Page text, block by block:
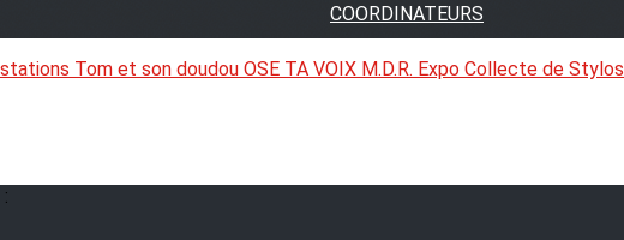
COORDINATEURS
Tom et son doudou OSE TA VOIX M.D.R. Expo Collecte de Stylos